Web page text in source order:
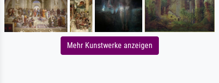
Mehr Kunstwerke anzeigen